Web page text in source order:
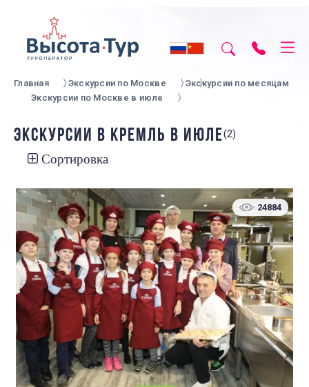
Главная Экскурсии по Москве
Экскурсии по месяцам
Экскурсии по Москве в июле
ЭКСКУРСИИ В КРЕМЛЬ В ИЮЛЕ(2)
Сортировка
24884